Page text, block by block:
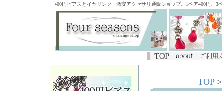
400円ピアスとイヤリング・激安アクセサリ通販ショップ。1ペア400円、
TOP